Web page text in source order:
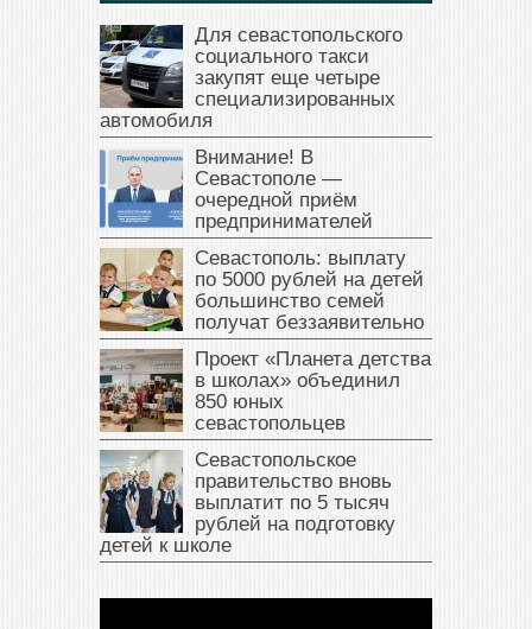
Для севастопольского
социального такси
закупят еще четыре
специализированных
автомобиля
Внимание! В
Севастополе —
очередной приём
предпринимателей
Севастополь: выплату
по 5000 рублей на детей
большинство семей
получат беззаявительно
Проект «Планета детства
в школах» объединил
850 юных
севастопольцев
Севастопольское
правительство вновь
выплатит по 5 тысяч
рублей на подготовку
детей к школе